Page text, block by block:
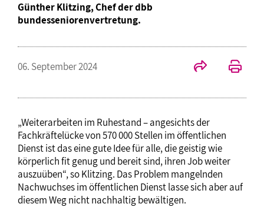
Günther Klitzing, Chef der dbb
bundesseniorenvertretung.
06. September 2024
„Weiterarbeiten im Ruhestand – angesichts der
Fachkräftelücke von 570 000 Stellen im öffentlichen
Dienst ist das eine gute Idee für alle, die geistig wie
körperlich fit genug und bereit sind, ihren Job weiter
auszuüben“, so Klitzing. Das Problem mangelnden
Nachwuchses im öffentlichen Dienst lasse sich aber auf
diesem Weg nicht nachhaltig bewältigen.